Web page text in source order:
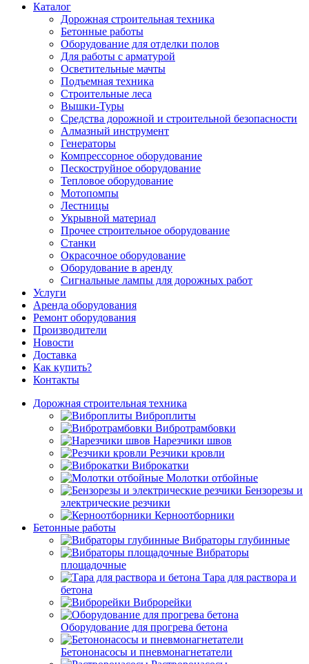
Каталог
Дорожная строительная техника
Бетонные работы
Оборудование для отделки полов
Для работы с арматурой
Осветительные мачты
Подъемная техника
Строительные леса
Вышки-Туры
Средства дорожной и строительной безопасности
Алмазный инструмент
Генераторы
Компрессорное оборудование
Пескоструйное оборудование
Тепловое оборудование
Мотопомпы
Лестницы
Укрывной материал
Прочее строительное оборудование
Станки
Окрасочное оборудование
Оборудование в аренду
Сигнальные лампы для дорожных работ
Услуги
Аренда оборудования
Ремонт оборудования
Производители
Новости
Доставка
Как купить?
Контакты
Дорожная строительная техника
Виброплиты
Вибротрамбовки
Нарезчики швов
Резчики кровли
Виброкатки
Молотки отбойные
Бензорезы и
электрические резчики
Керноотборники
Бетонные работы
Вибраторы глубинные
Вибраторы
площадочные
Тара для раствора и
бетона
Виброрейки
Оборудование для прогрева бетона
Бетононасосы и пневмонагнетатели